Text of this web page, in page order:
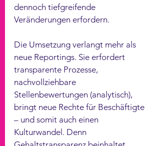
dennoch tiefgreifende
Veränderungen erfordern.
Die Umsetzung verlangt mehr als
neue Reportings. Sie erfordert
transparente Prozesse,
nachvollziehbare
Stellenbewertungen (analytisch),
bringt neue Rechte für Beschäftigte
– und somit auch einen
Kulturwandel. Denn